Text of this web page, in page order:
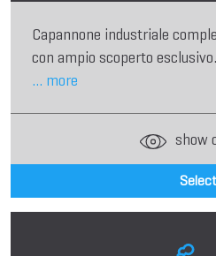
Capannone industriale
con ampio scoperto
... more
show
Select